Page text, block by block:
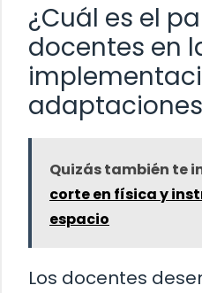
¿Cuál es el
docentes en
Quizás también te
corte en física y
espacio
Los docentes